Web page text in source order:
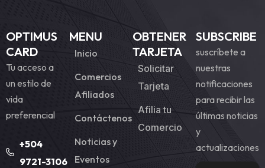
OPTIMUS
CARD
Tu acceso a
un estilo de
vida
preferencial
+504
9721-3106
MENU
Inicio
Comercios
Afiliados
Contáctenos
Noticias y
Eventos
OBTENER
TARJETA
Solicitar
Tarjeta
Afilia tu
Comercio
SUBSCRIBE
suscríbete a
nuestras
notificaciones
para recibir las
últimas noticias
y
actualizaciones